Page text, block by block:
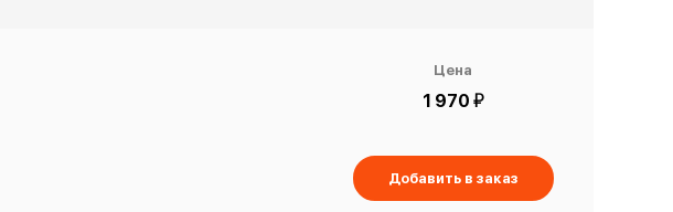
Цена
1 970 й
Добавить в заказ